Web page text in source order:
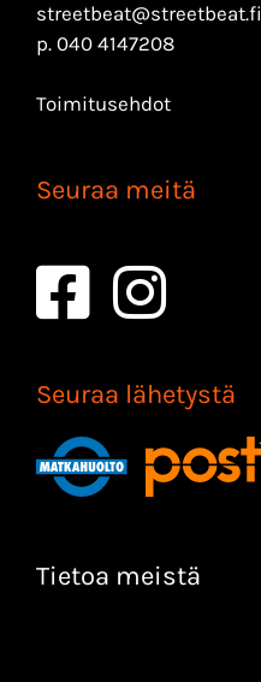
streetbeat@streetbeat.fi
p. 040 4147208
Toimitusehdot
Seuraa meitä
Seuraa lähetystä
Tietoa meistä